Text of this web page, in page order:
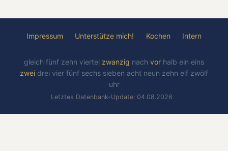
Impressum Unterstütze mich! Kochen Intern
gleich fünf zehn viertel zwanzig nach vor halb ein eins
zwei drei vier fünf sechs sieben acht neun zehn elf zwölf
uhr
Letztes Datenbank-Update: 04.08.2026